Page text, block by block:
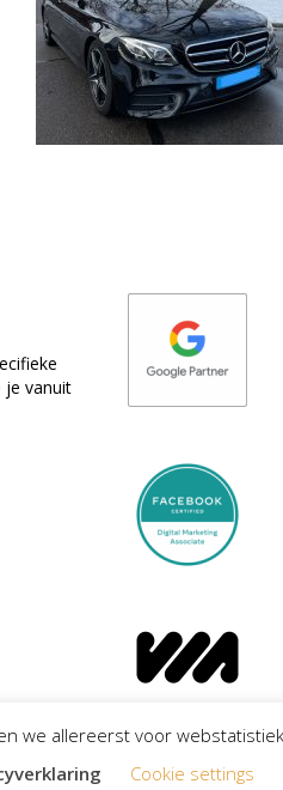
je vanuit
we allereerst voor
Cookie settings